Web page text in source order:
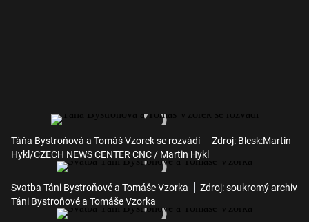
Táňa Bystroňová a Tomáš Vzorek se rozvádí
Zdroj: Blesk:Martin
Hykl/CZECH NEWS CENTER CNC / Martin Hykl
Svatba Táni Bystroňové a Tomáše Vzorka
Zdroj: soukromý archiv
Táni Bystroňové a Tomáše Vzorka